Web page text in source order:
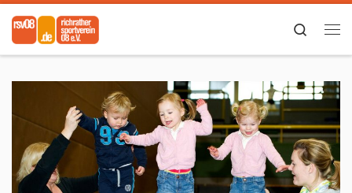
Zum Inhalt springen
Search